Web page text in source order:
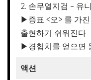
2. 손무열지검 – 유
▶증표 <오> 를 가
출현하기 쉬워진다
▶경험치를 얻으면
액션